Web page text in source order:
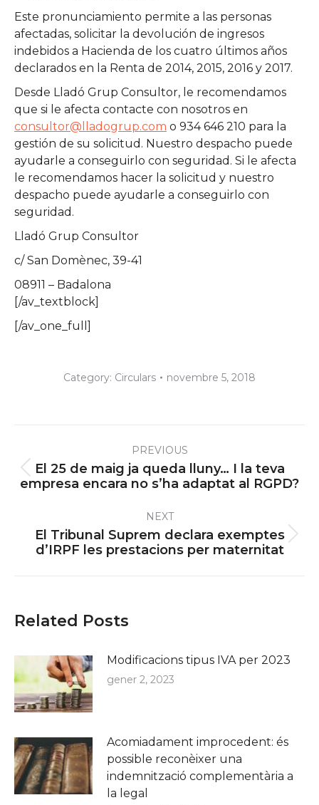
Este pronunciamiento permite a las personas
afectadas, solicitar la devolución de ingresos
indebidos a Hacienda de los cuatro últimos años
declarados en la Renta de 2014, 2015, 2016 y 2017.
Desde Lladó Grup Consultor, le recomendamos
que si le afecta contacte con nosotros en
consultor@lladogrup.com o 934 646 210 para la
gestión de su solicitud. Nuestro despacho puede
ayudarle a conseguirlo con seguridad. Si le afecta
le recomendamos hacer la solicitud y nuestro
despacho puede ayudarle a conseguirlo con
seguridad.
Lladó Grup Consultor
c/ San Domènec, 39-41
08911 – Badalona
[/av_textblock]
[/av_one_full]
Category: Circulars novembre 5, 2018
navigationPREVIOUS
Previous
post:
El 25 de maig ja queda lluny… I la teva
empresa encara no s’ha adaptat al RGPD?
NEXT
Next
post:
El Tribunal Suprem declara exemptes
d’IRPF les prestacions per maternitat
Related Posts
Modificacions tipus IVA per 2023
gener 2, 2023
Acomiadament improcedent: és
possible reconèixer una
indemnització complementària a
la legal